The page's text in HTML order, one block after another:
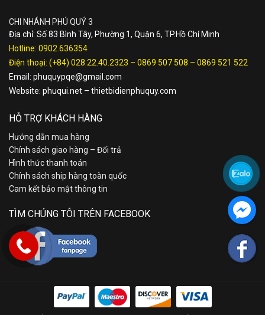
CHI NHÁNH PHÚ QUÝ 3
Địa chỉ: Số 83 Bình Tây, Phường 1, Quận 6, TP.Hồ Chí Minh
Hotline: 0902.636354
Điện thoại: (+84) 028.22.40.2323 – 0869 507 508 – 0869 521 522
Email: phuquypqe@gmail.com
Website: phuqui.net – thietbidienphuquy.com
HỖ TRỢ KHÁCH HÀNG
Hướng dẫn mua hàng
Chính sách giao hàng – Đổi trả
Hình thức thanh toán
Chính sách ship hàng toàn quốc
Cam kết bảo mật thông tin
TÌM CHÚNG TÔI TRÊN FACEBOOK